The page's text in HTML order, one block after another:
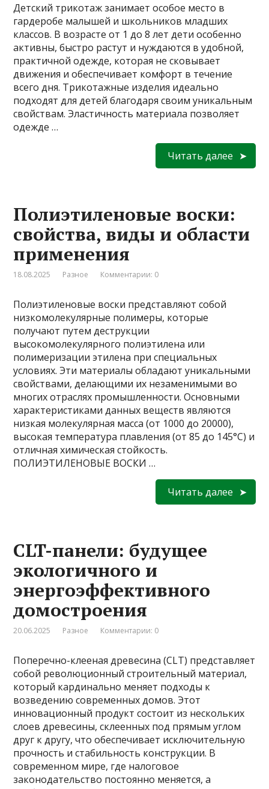
Детский трикотаж занимает особое место в
гардеробе малышей и школьников младших
классов. В возрасте от 1 до 8 лет дети особенно
активны, быстро растут и нуждаются в удобной,
практичной одежде, которая не сковывает
движения и обеспечивает комфорт в течение
всего дня. Трикотажные изделия идеально
подходят для детей благодаря своим уникальным
свойствам. Эластичность материала позволяет
одежде …
Читать далее
Полиэтиленовые воски:
свойства, виды и области
применения
18.08.2025 Разное Комментарии: 0
Полиэтиленовые воски представляют собой
низкомолекулярные полимеры, которые
получают путем деструкции
высокомолекулярного полиэтилена или
полимеризации этилена при специальных
условиях. Эти материалы обладают уникальными
свойствами, делающими их незаменимыми во
многих отраслях промышленности. Основными
характеристиками данных веществ являются
низкая молекулярная масса (от 1000 до 20000),
высокая температура плавления (от 85 до 145°C) и
отличная химическая стойкость.
ПОЛИЭТИЛЕНОВЫЕ ВОСКИ …
Читать далее
CLT-панели: будущее
экологичного и
энергоэффективного
домостроения
20.06.2025 Разное Комментарии: 0
Поперечно-клееная древесина (CLT) представляет
собой революционный строительный материал,
который кардинально меняет подходы к
возведению современных домов. Этот
инновационный продукт состоит из нескольких
слоев древесины, склеенных под прямым углом
друг к другу, что обеспечивает исключительную
прочность и стабильность конструкции. В
современном мире, где налоговое
законодательство постоянно меняется, а